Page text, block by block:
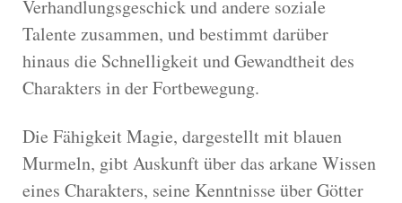
Verhandlungsgeschick und andere soziale
Talente zusammen, und bestimmt darüber
hinaus die Schnelligkeit und Gewandtheit des
Charakters in der Fortbewegung.
Die Fähigkeit Magie, dargestellt mit blauen
Murmeln, gibt Auskunft über das arkane Wissen
eines Charakters, seine Kenntnisse über Götter